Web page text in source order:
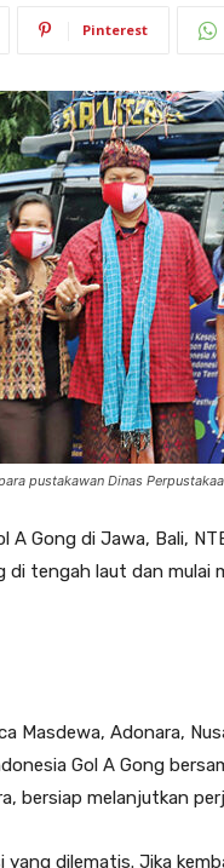
Pinterest
pustakawan Dinas
A Gong di Jawa, Bali,
tengah laut dan mulai
Masdewa, Adonara,
Gol A Gong
bersiap melanjutkan
yang dilematis. Jika